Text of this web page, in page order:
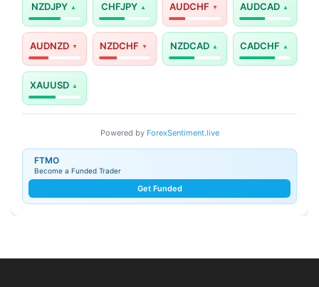
NZDJPY CHFJPY AUDCHF AUDCAD
AUDNZD NZDCHF NZDCAD CADCHF
XAUUSD
Powered by ForexSentiment.live
FTMO
Become a Funded Trader
Get Funded